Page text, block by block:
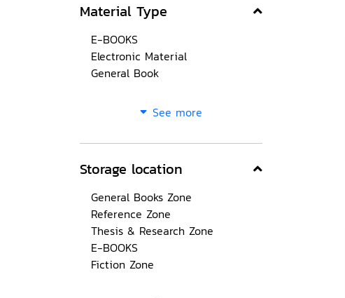
Material Type
E-BOOKS
Electronic Material
General Book
See more
Storage location
General Books Zone
Reference Zone
Thesis & Research Zone
E-BOOKS
Fiction Zone